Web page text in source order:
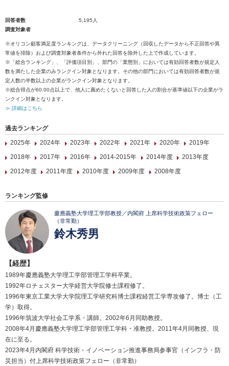
回答者数
5,195人
調査対象者
※オリコン顧客満足度ランキングは、データクリーニング（回収したデータから不正回答や異
常値を排除）および調査対象者条件から外れた回答を除外した上で作成しています。
※「総合ランキング」、「評価項目別」、部門の「業態別」においては有効回答者数が規定人
数を満たした企業のみランクイン対象となります。その他の部門においては有効回答者数が規
定人数の半数以上の企業がランクイン対象となります。
※総合得点が60.00点以上で、他人に薦めたくないと回答した人の割合が基準値以下の企業がラ
ンクイン対象となります。
≫ 詳細はこちら
過去ランキング
2025年
2024年 2023年 2022年 2021年 2020年
2019年
2018年
2017年 2016年 2014-2015年 2014年度
2013年度
2012年度
2011年度 2010年度 2009年度 2008年度
ランキング監修
慶應義塾大学理工学部教授／内閣府 上席科学技術政策フェロー
（非常勤）
鈴木秀男
【経歴】
1989年慶應義塾大学理工学部管理工学科卒業。
1992年ロチェスター大学経営大学院修士課程修了。
1996年東京工業大学大学院理工学研究科博士課程経営工学専攻修了。博士（工
学）取得。
1996年筑波大学社会工学系・講師。2002年6月同助教授。
2008年4月慶應義塾大学理工学部管理工学科・准教授。2011年4月同教授、現
在に至る。
2023年4月内閣府 科学技術・イノベーション推進事務局参事官（インフラ・防
災担当）付上席科学技術政策フェロー（非常勤）